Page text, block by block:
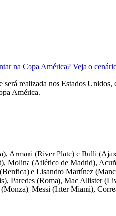
na Copa América? Veja o
será realizada nos Estados Unidos,
América.
Armani (River Plate) e Rulli
Molina (Atlético de Madrid),
e Lisandro Martínez
Paredes (Roma), Mac Allister
Messi (Inter Miami),